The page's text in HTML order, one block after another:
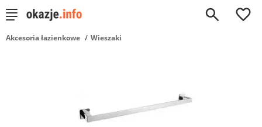
0
Akcesoria łazienkowe Wieszaki